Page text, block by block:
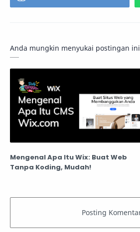
Anda mungkin menyukai postingan ini
Mengenal Apa Itu Wix: Buat Web
Tanpa Koding, Mudah!